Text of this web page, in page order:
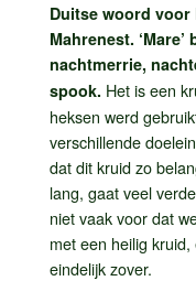
Duitse woord voor
Mahrenest. ‘Mare’
nachtmerrie,
spook. Het is een
heksen werd
verschillende
dat dit kruid zo
lang, gaat veel
niet vaak voor dat
met een heilig
eindelijk zover.